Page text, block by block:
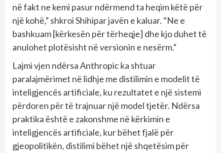
në fakt ne kemi pasur ndërmend ta heqim këtë për
një kohë,” shkroi Shihipar javën e kaluar. “Ne e
bashkuam [kërkesën për tërheqje] dhe kjo duhet të
anulohet plotësisht në versionin e nesërm.”
Lajmi vjen ndërsa Anthropic ka shtuar
paralajmërimet në lidhje me distilimin e modelit të
inteligjencës artificiale, ku rezultatet e një sistemi
përdoren për të trajnuar një model tjetër. Ndërsa
praktika është e zakonshme në kërkimin e
inteligjencës artificiale, kur bëhet fjalë për
gjeopolitikën, distilimi bëhet një shqetësim për